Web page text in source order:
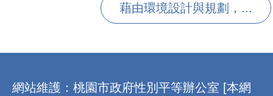
藉由環境設計與規劃，...
網站維護：桃園市政府性別平等辦公室 [本網